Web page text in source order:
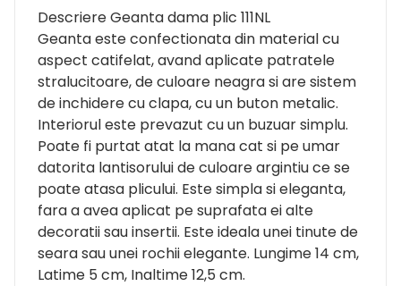
Descriere Geanta dama plic 111NL
Geanta este confectionata din material cu
aspect catifelat, avand aplicate patratele
stralucitoare, de culoare neagra si are sistem
de inchidere cu clapa, cu un buton metalic.
Interiorul este prevazut cu un buzuar simplu.
Poate fi purtat atat la mana cat si pe umar
datorita lantisorului de culoare argintiu ce se
poate atasa plicului. Este simpla si eleganta,
fara a avea aplicat pe suprafata ei alte
decoratii sau insertii. Este ideala unei tinute de
seara sau unei rochii elegante. Lungime 14 cm,
Latime 5 cm, Inaltime 12,5 cm.